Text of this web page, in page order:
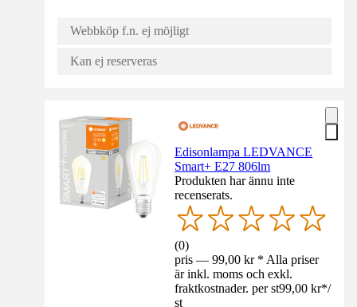
Webbköp f.n. ej möjligt
Kan ej reserveras
Edisonlampa LEDVANCE
Smart+ E27 806lm
Produkten har ännu inte
recenserats.
(0)
pris — 99,00 kr * Alla priser
är inkl. moms och exkl.
fraktkostnader. per st99,00 kr*/
st